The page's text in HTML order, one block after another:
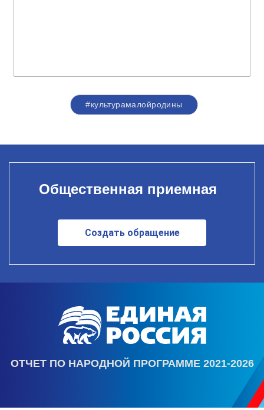
#культурамалойродины
Общественная приемная
Создать обращение
ОТЧЕТ ПО НАРОДНОЙ ПРОГРАММЕ 2021-2026